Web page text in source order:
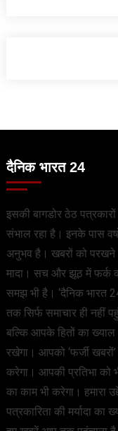
दैनिक भारत 24
इसकी बागडोर ठेठ
संभाल रहा है। इनके पास
अनुभव है। खबरों को परखने
मादा। सच और झूठ में फर्क
समझ भी है। ‘दैनिक भारत
तक सिर्फ समाचार ही नहीं
बल्कि आपके हितों का ख्याल
रखेगा। आपको ‘फर्जी
करेगा। आपकी प्रतिभा को
का काम भी करेगा। हमारा
पत्रकारिता की मर्यादा का